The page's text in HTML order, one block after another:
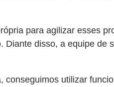
para agilizar esses
disso, a equipe
utilizar